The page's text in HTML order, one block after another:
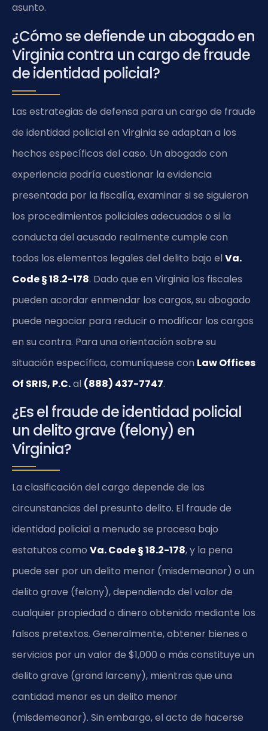
asunto.
¿Cómo se defiende un abogado en
Virginia contra un cargo de fraude
de identidad policial?
Las estrategias de defensa para un cargo de fraude
de identidad policial en Virginia se adaptan a los
hechos específicos del caso. Un abogado con
experiencia podría cuestionar la evidencia
presentada por la fiscalía, examinar si se siguieron
los procedimientos policiales adecuados o si la
conducta del acusado realmente cumple con
todos los elementos legales del delito bajo el Va.
Code § 18.2-178. Dado que en Virginia los fiscales
pueden acordar enmendar los cargos, su abogado
puede negociar para reducir o modificar los cargos
en su contra. Para una orientación sobre su
situación específica, comuníquese con Law Offices
Of SRIS, P.C.al (888) 437-7747.
¿Es el fraude de identidad policial
un delito grave (felony) en
Virginia?
La clasificación del cargo depende de las
circunstancias del presunto delito. El fraude de
identidad policial a menudo se procesa bajo
estatutos como Va. Code § 18.2-178, y la pena
puede ser por un delito menor (misdemeanor) o un
delito grave (felony), dependiendo del valor de
cualquier propiedad o dinero obtenido mediante los
falsos pretextos. Generalmente, obtener bienes o
servicios por un valor de $1,000 o más constituye un
delito grave (grand larceny), mientras que una
cantidad menor es un delito menor
(misdemeanor). Sin embargo, el acto de hacerse